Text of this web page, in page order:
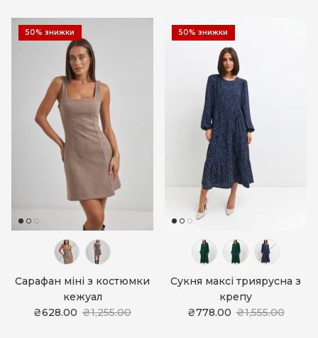
50% знижки
Сарафан міні з костюмки
кежуал
₴628.00 ₴1,255.00
50% знижки
Сукня максі триярусна з
крепу
₴778.00 ₴1,555.00